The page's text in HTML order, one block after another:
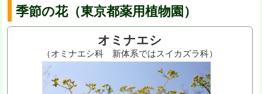
季節の花（東京都薬用植物園）
オミナエシ
（オミナエシ科 新体系ではスイカズラ科）